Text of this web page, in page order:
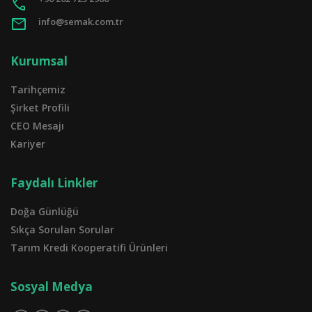
mail info@semak.com.tr
Kurumsal
Tarihçemiz
Şirket Profili
CEO Mesajı
Kariyer
Faydalı Linkler
Doğa Günlüğü
Sıkça Sorulan Sorular
Tarım Kredi Kooperatifi Ürünleri
Sosyal Medya